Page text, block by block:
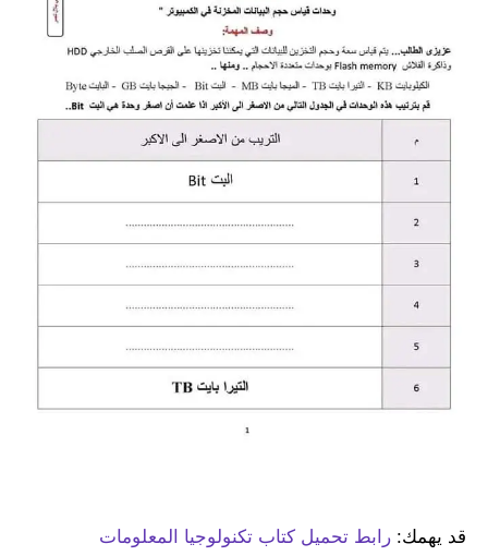
قد يهمك: رابط تحميل كتاب تكنولوجيا المعلومات